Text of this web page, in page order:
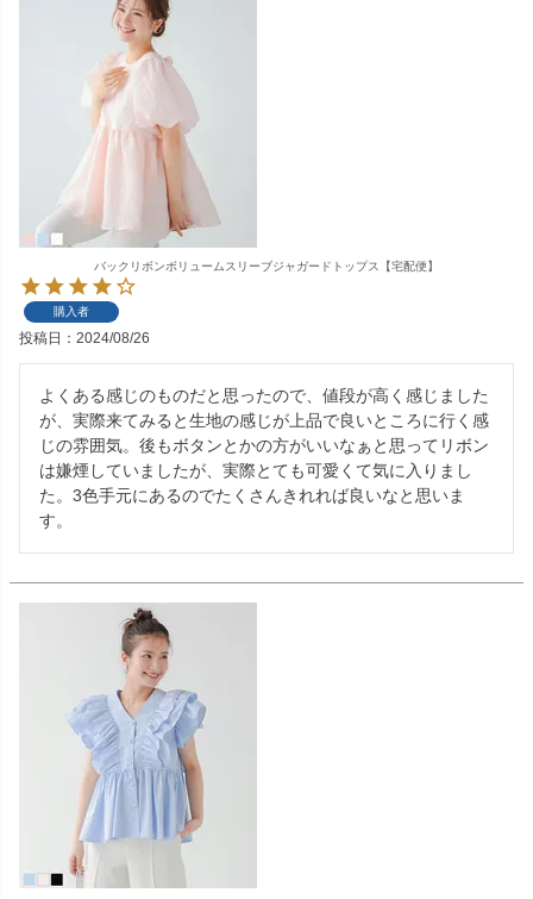
バックリボンボリュームスリーブジャガードトップス【宅配便】
購入者
投稿日 2024/08/26
よくある感じのものだと思ったので、値段が高く感じました
が、実際来てみると生地の感じが上品で良いところに行く感
じの雰囲気。後もボタンとかの方がいいなぁと思ってリボン
は嫌煙していましたが、実際とても可愛くて気に入りまし
た。3色手元にあるのでたくさんきれれば良いなと思いま
す。